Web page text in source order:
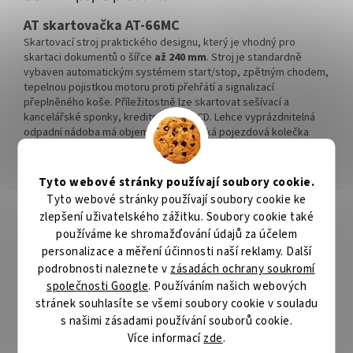
Tyto webové stránky používají soubory cookie.
Tyto webové stránky používají soubory cookie ke
zlepšení uživatelského zážitku. Soubory cookie také
používáme ke shromažďování údajů za účelem
personalizace a měření účinnosti naší reklamy. Další
podrobnosti naleznete v zásadách ochrany soukromí
společnosti Google. Používáním našich webových
stránek souhlasíte se všemi soubory cookie v souladu
s našimi zásadami používání souborů cookie.
Více informacízde.
AT skartovačka AT-66MC
Skartovací stroj praktického designu, který je vhodný pro
skartaci dokumentů o šířce až 240 mm. Stroj je standardně
vybaven automatickým systémem start/stop, zpětným chodem,
tepelnou pojistkou motoru proti přehřátí a signalizací
přeplněného koše. Příležitostně lze skartovat sešívací a
kancelářské sponky, kreditní karty a CD. Lehce vyprázdnitelná
odpadní nádoba má objem 38 l. Praktická pojezdová kolečka
ZÁKLADNÍ SPECIFIKACE
Typ řezu: částice
Šířka vstupu:240 mm
Šířka řezu:2 x 10 mm
Rychlost řezu:60 mm/s
Formát: A4